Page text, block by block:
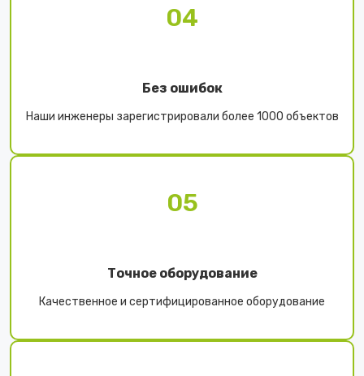
04
Без ошибок
Наши инженеры зарегистрировали более 1000 объектов
05
Точное оборудование
Качественное и сертифицированное оборудование